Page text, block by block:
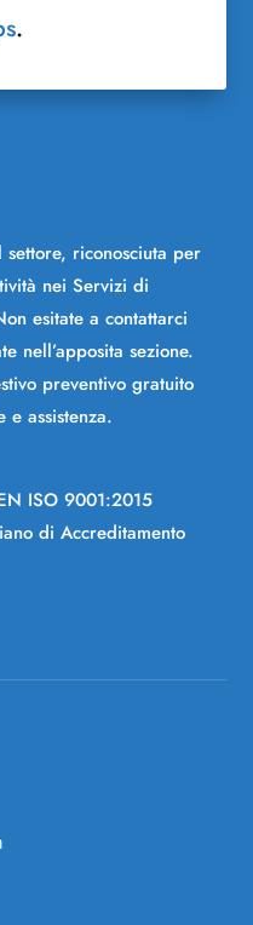
.
riconosciuta per
nei Servizi di
esitate a contattarci
nell’apposita sezione.
preventivo gratuito
assistenza.
ISO 9001:2015
di Accreditamento